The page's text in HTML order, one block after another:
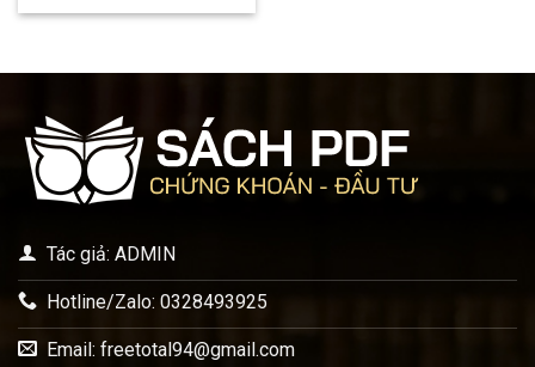
Tác giả: ADMIN
Hotline/Zalo: 0328493925
Email: freetotal94@gmail.com